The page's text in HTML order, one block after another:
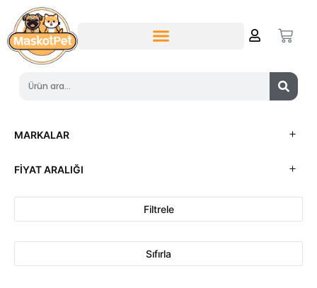
MARKALAR
FIYAT ARALIĞI
Filtrele
Sıfırla